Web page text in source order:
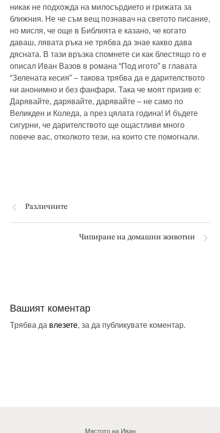
никак не подхожда на милосърдието и грижата за
ближния. Не че съм вещ познавач на светото писание,
но мисля, че още в Библията е казано, че когато
даваш, лявата ръка не трябва да знае какво дава
дясната. В тази връзка спомнете си как блестящо го е
описал Иван Вазов в романа “Под игото” в главата
“Зелената кесия” – такова трябва да е дарителството
ни анонимно и без фанфари. Така че моят призив е:
Дарявайте, дарявайте, дарявайте – не само по
Великден и Коледа, а през цялата година! И бъдете
сигурни, че дарителството ще ощастливи много
повече вас, отколкото тези, на които сте помогнали.
Различните
Чипиране на домашни животни
Вашият коментар
Трябва да влезете, за да публикувате коментар.
Мястото на Иван